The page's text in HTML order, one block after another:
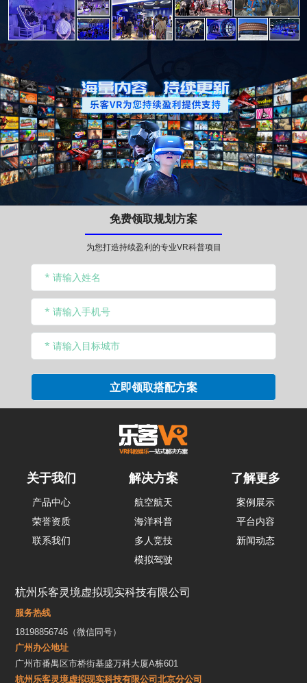
免费领取规划方案
为您打造持续盈利的专业VR科普项目
关于我们
产品中心
荣誉资质
联系我们
解决方案
航空航天
海洋科普
多人竞技
模拟驾驶
了解更多
案例展示
平台内容
新闻动态
杭州乐客灵境虚拟现实科技有限公司
服务热线
18198856746（微信同号）
广州办公地址
广州市番禺区市桥街基盛万科大厦A栋601
杭州乐客灵境虚拟现实科技有限公司北京分公司